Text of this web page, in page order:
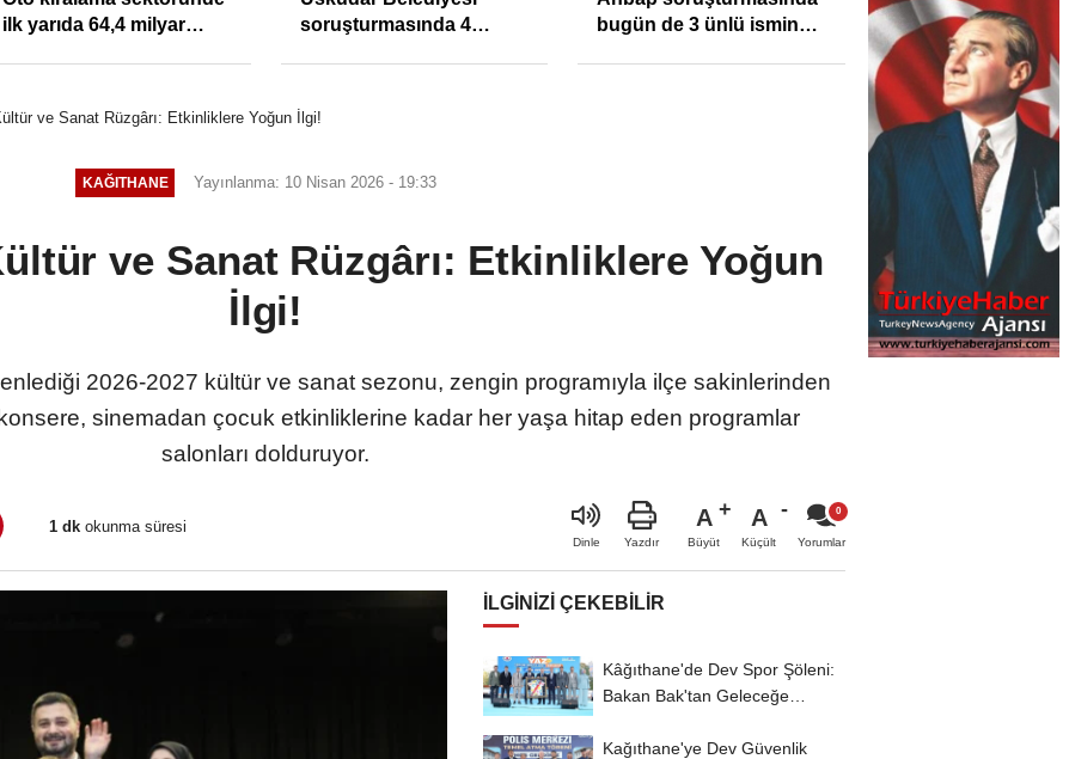
ilk yarıda 64,4 milyar
soruşturmasında 4
bugün de 3 ünlü ismin
ve Sanat Rüzgârı: Etkinliklere Yoğun İlgi!
KAĞITHANE Yayınlanma: 10 Nisan 2026 - 19:33
ve Sanat Rüzgârı: Etkinliklere Yoğun
İlgi!
2026-2027 kültür ve sanat sezonu, zengin programıyla ilçe sakinlerinden
sinemadan çocuk etkinliklerine kadar her yaşa hitap eden programlar
salonları dolduruyor.
1 dk okunma süresi
Dinle Yazdır
A
Büyüt
A
Küçült Yorumlar
İLGINIZI ÇEKEBILIR
Kâğıthane'de Dev Spor Şöleni:
Bakan Bak'tan Geleceğe
Kağıthane'ye Dev Güvenlik